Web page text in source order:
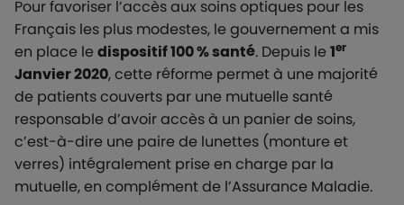
Pour favoriser l’accès aux soins optiques pour les
Français les plus modestes, le gouvernement a mis
en place ledispositif 100 % santé. Depuis le1er
Janvier 2020, cette réforme permet à une majorité
de patients couverts par une mutuelle santé
responsable d’avoir accès à un panier de soins,
c’est-à-dire une paire de lunettes (monture et
verres) intégralement prise en charge par la
mutuelle, en complément de l’Assurance Maladie.